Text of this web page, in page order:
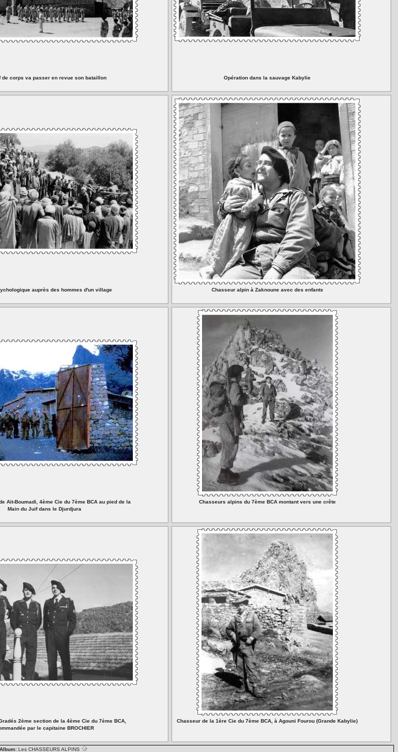
de corps va passer en revue son bataillon Opération dans la sauvage Kabylie
auprès des hommes d'un village Chasseur alpin à Zaknoune avec des enfants
Aït-Boumadi, 4ème Cie du 7ème BCA au pied de la
Main du Juif dans le Djurdjura
Chasseurs alpins du 7ème BCA montant vers une crête
2ème section de la 4ème Cie du 7ème BCA,
par le capitaine BROCHIER
Chasseur de la 1ère Cie du 7ème BCA, à Agouni Fourou (Grande Kabylie)
Album: Les CHASSEURS ALPINS